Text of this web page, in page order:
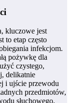
kluczowe jest
to etap często
infekcjom.
pożywkę dla
czystego,
delikatnie
i ujście przewodu
przedmiotów,
słuchowego,